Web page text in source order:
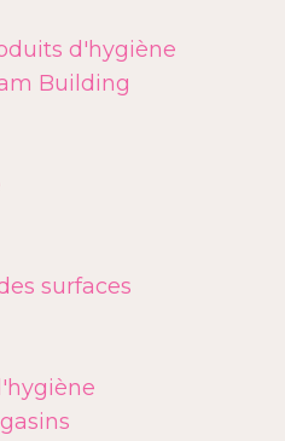
d'hygiène
Building
surfaces